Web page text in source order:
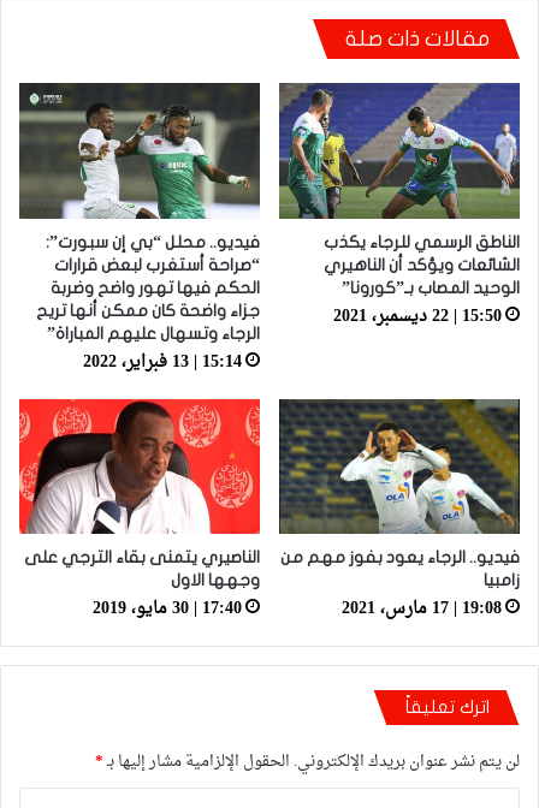
شكري خطوي يشيد بروح لاعبيه القتالية: “ضغطنا
المرتدات”
مقالات ذات صلة
الناطق الرسمي للرجاء يكذب
الشائعات ويؤكد أن الناهيري
الوحيد المصاب بـ”كورونا”
15:50 | 22 ديسمبر، 2021
فيديو.. محلل “بي إن سبورت”:
“صراحة أستغرب لبعض قرارات
الحكم فيها تهور واضح وضربة
جزاء واضحة كان ممكن أنها تريح
الرجاء وتسهال عليهم المباراة”
15:14 | 13 فبراير، 2022
فيديو.. الرجاء يعود بفوز مهم من
زامبيا
19:08 | 17 مارس، 2021
الناصيري يتمنى بقاء الترجي على
وجهها الاول
17:40 | 30 مايو، 2019
اترك تعليقاً
لن يتم نشر عنوان بريدك الإلكتروني. الحقول الإلزامية مشار إليها بـ*